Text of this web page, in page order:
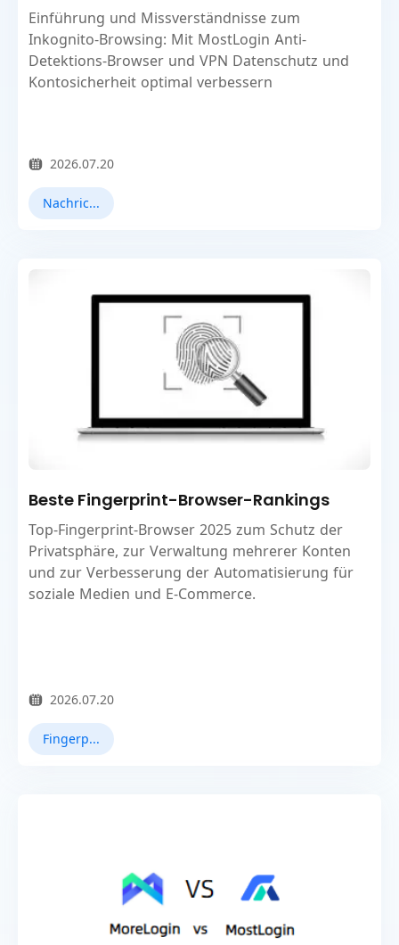
Einführung und Missverständnisse zum
Inkognito-Browsing: Mit MostLogin Anti-
Detektions-Browser und VPN Datenschutz und
Kontosicherheit optimal verbessern
2026.07.20
Nachrichten
Beste Fingerprint-Browser-Rankings
Top-Fingerprint-Browser 2025 zum Schutz der
Privatsphäre, zur Verwaltung mehrerer Konten
und zur Verbesserung der Automatisierung für
soziale Medien und E-Commerce.
2026.07.20
Fingerprint-Browser